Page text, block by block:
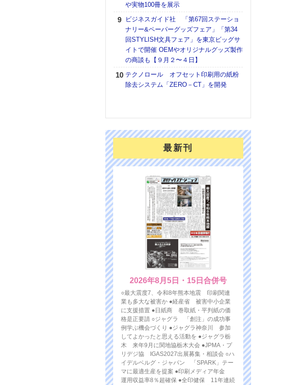
や実物100冊を展示
ビジネスガイド社 「第67回ステーショ
ナリー&ペーパーグッズフェア」「第34
回STYLISH文具フェア」を東京ビッグサ
イトで開催 OEMやオリジナルグッズ製作
の商談も【９月２〜４日】
テクノロール オフセット印刷用の紙粉
除去システム「ZERO－CT」を開発
最新刊
2026年8月5日・15日合併号
○最大震度7、令和8年熊本地震 印刷関連
業も多大な被害か ●経産省 被害中小企業
に支援措置 ●日紙商 巻取紙・平判紙の価
格是正要請 ○ジャグラ 「創注」の成功事
例学ぶ機会づくり ●ジャグラ神奈川 参加
してよかったと思える活動を ●ジャグラ栃
木 来年9月に関地協栃木大会 ●JPMA・プ
リデジ協 IGAS2027出展募集・相談会 ○ハ
イデルベルグ・ジャパン 「SPARK」テー
マに最適生産を提案 ●印刷メディア年金
運用収益率8％超確保 ●全印健保 11年連続